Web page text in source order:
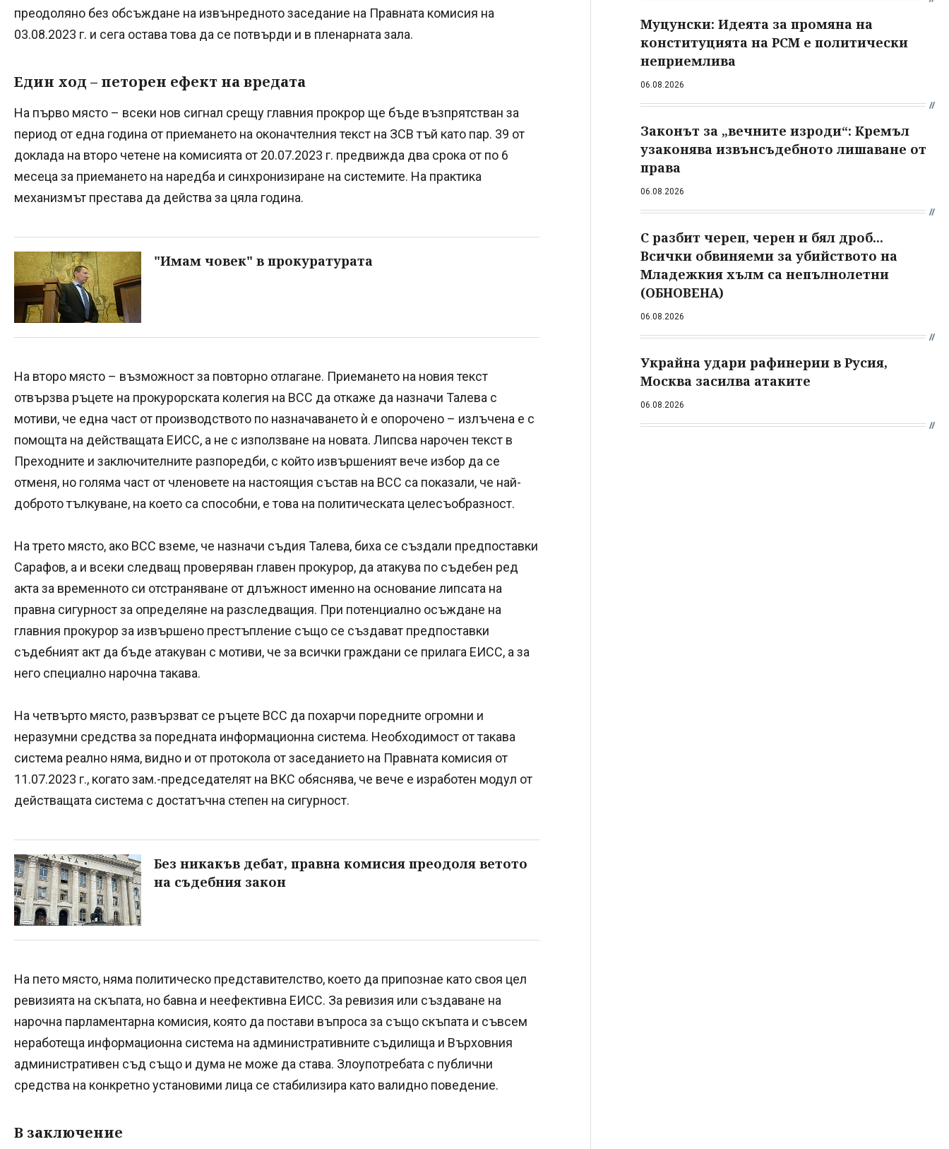
преодоляно без обсъждане на извънредното заседание на Правната комисия на
03.08.2023 г. и сега остава това да се потвърди и в пленарната зала.
Един ход – петорен ефект на вредата
На първо място – всеки нов сигнал срещу главния прокрор ще бъде възпрятстван за
период от една година от приемането на оконачтелния текст на ЗСВ тъй като пар. 39 от
доклада на второ четене на комисията от 20.07.2023 г. предвижда два срока от по 6
месеца за приемането на наредба и синхронизиране на системите. На практика
механизмът престава да действа за цяла година.
"Имам човек" в прокуратурата
На второ място – възможност за повторно отлагане. Приемането на новия текст
отвързва ръцете на прокурорската колегия на ВСС да откаже да назначи Талева с
мотиви, че една част от производството по назначаването ѝ е опорочено – излъчена е с
помощта на действащата ЕИСС, а не с използване на новата. Липсва нарочен текст в
Преходните и заключителните разпоредби, с който извършеният вече избор да се
отменя, но голяма част от членовете на настоящия състав на ВСС са показали, че най-
доброто тълкуване, на което са способни, е това на политическата целесъобразност.
На трето място, ако ВСС вземе, че назначи съдия Талева, биха се създали предпоставки
Сарафов, а и всеки следващ проверяван главен прокурор, да атакува по съдебен ред
акта за временното си отстраняване от длъжност именно на основание липсата на
правна сигурност за определяне на разследващия. При потенциално осъждане на
главния прокурор за извършено престъпление също се създават предпоставки
съдебният акт да бъде атакуван с мотиви, че за всички граждани се прилага ЕИСС, а за
него специално нарочна такава.
На четвърто място, развързват се ръцете ВСС да похарчи поредните огромни и
неразумни средства за поредната информационна система. Необходимост от такава
система реално няма, видно и от протокола от заседанието на Правната комисия от
11.07.2023 г., когато зам.-председателят на ВКС обяснява, че вече е изработен модул от
действащата система с достатъчна степен на сигурност.
Без никакъв дебат, правна комисия преодоля ветото
на съдебния закон
На пето място, няма политическо представителство, което да припознае като своя цел
ревизията на скъпата, но бавна и неефективна ЕИСС. За ревизия или създаване на
нарочна парламентарна комисия, която да постави въпроса за също скъпата и съвсем
неработеща информационна система на административните съдилища и Върховния
административен съд също и дума не може да става. Злоупотребата с публични
средства на конкретно установими лица се стабилизира като валидно поведение.
В заключение
Муцунски: Идеята за промяна на
конституцията на РСМ е политически
неприемлива
06.08.2026
Законът за „вечните изроди“: Кремъл
узаконява извънсъдебното лишаване от
права
06.08.2026
С разбит череп, черен и бял дроб...
Всички обвиняеми за убийството на
Младежкия хълм са непълнолетни
(ОБНОВЕНА)
06.08.2026
Украйна удари рафинерии в Русия,
Москва засилва атаките
06.08.2026